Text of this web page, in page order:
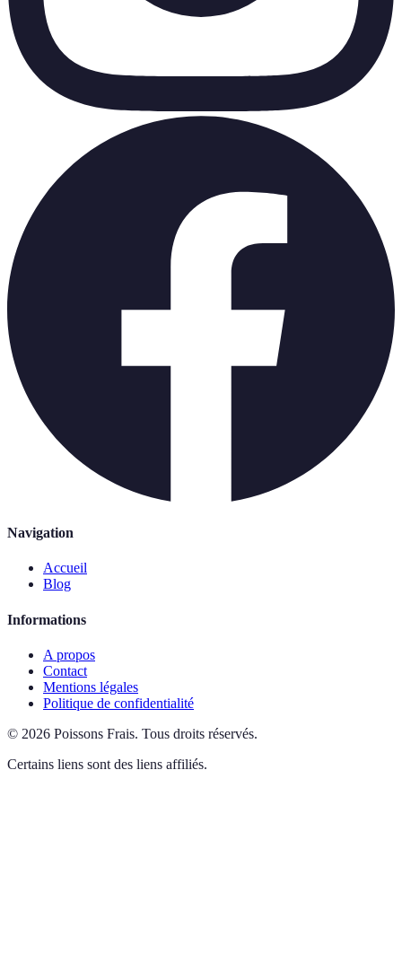
Navigation
Accueil
Blog
Informations
A propos
Contact
Mentions légales
Politique de confidentialité
© 2026 Poissons Frais. Tous droits réservés.
Certains liens sont des liens affiliés.